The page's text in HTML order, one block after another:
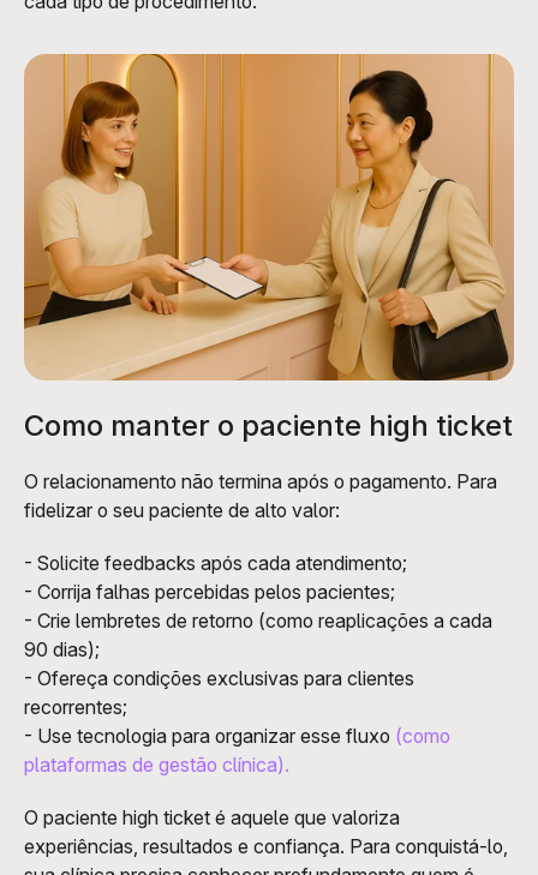
Como manter o paciente high ticket
O relacionamento não termina após o pagamento. Para
fidelizar o seu paciente de alto valor:
- Solicite feedbacks após cada atendimento;
- Corrija falhas percebidas pelos pacientes;
- Crie lembretes de retorno (como reaplicações a cada
90 dias);
- Ofereça condições exclusivas para clientes
recorrentes;
- Use tecnologia para organizar esse fluxo (como
plataformas de gestão clínica).
O paciente high ticket é aquele que valoriza
experiências, resultados e confiança. Para conquistá-lo,